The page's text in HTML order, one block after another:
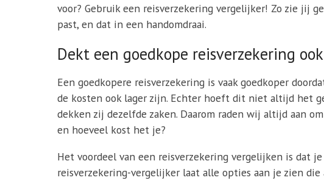
voor? Gebruik een reisverzekering vergelijker! Zo zie jij
past, en dat in een handomdraai.
Dekt een goedkope reisverzekering
Een goedkopere reisverzekering is vaak goedkoper
de kosten ook lager zijn. Echter hoeft dit niet altijd het
dekken zij dezelfde zaken. Daarom raden wij altijd aan
en hoeveel kost het je?
Het voordeel van een reisverzekering vergelijken is dat
reisverzekering-vergelijker laat alle opties aan je zien